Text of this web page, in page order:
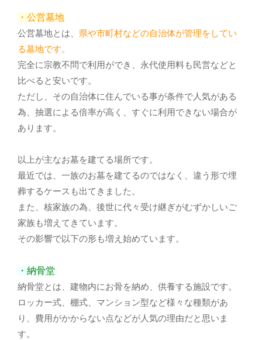
・公営墓地
公営墓地とは、 県や市町村などの自治体が管理をしてい
る墓地です。
完全に宗教不問で利用ができ、永代使用料も民営などと
比べると安いです。
ただし、その自治体に住んでいる事が条件で人気がある
為、抽選による倍率が高く、すぐに利用できない場合が
あります。
以上が主なお墓を建てる場所です。
最近では、一族のお墓を建てるのではなく、違う形で埋
葬するケースも出てきました。
また、核家族の為、後世に代々受け継ぎがむずかしいご
家族も増えてきています。
その影響で以下の形も増え始めています。
・納骨堂
納骨堂とは、建物内にお骨を納め、供養する施設です。
ロッカー式、棚式、マンション型など様々な種類があ
り、費用がかからない点などが人気の理由だと思いま
す。